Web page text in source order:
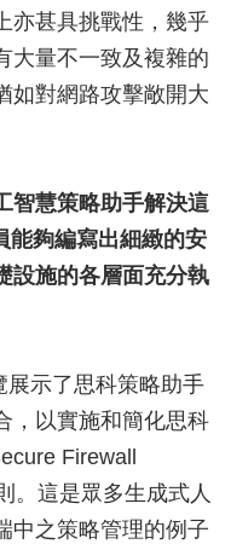
亦甚具挑戰性，幾乎
大量不一致及複雜的
如對網路攻擊敞開大
智慧策略助手解決這
能夠編寫出細緻的安
設施的各層面充分執
展示了思科策略助手
，以實施和簡化思科
Firewall
。這是眾多生成式人
中之策略管理的例子